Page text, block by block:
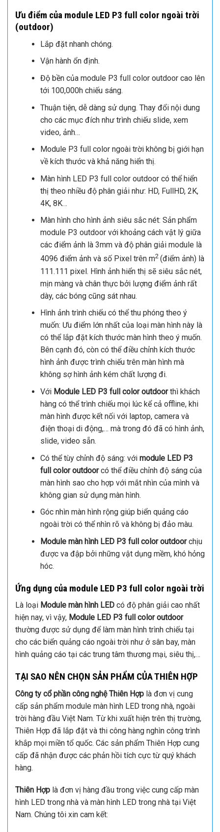
Ưu điểm của module LED P3 full color ngoài trời
(outdoor)
Lắp đặt nhanh chóng.
Vận hành ổn định.
Độ bền của module P3 full color outdoor cao lên
tới 100,000h chiếu sáng.
Thuận tiện, dễ dàng sử dụng. Thay đổi nội dung
cho các mục đích như trình chiếu slide, xem
video, ảnh…
Module P3 full color ngoài trời không bị giới hạn
về kích thước và khả năng hiển thị.
Màn hình LED P3 full color outdoor có thể hiển
thị theo nhiều độ phân giải như: HD, FullHD, 2K,
4K, 8K…
Màn hình cho hình ảnh siêu sắc nét: Sản phẩm
module P3 outdoor với khoảng cách vật lý giữa
các điểm ảnh là 3mm và độ phân giải module là
4096 điểm ảnh và số Pixel trên m2 (điểm ảnh) là
111.111 pixel. Hình ảnh hiển thị sẽ siêu sắc nét,
mịn màng và chân thực bởi lượng điểm ảnh rất
dày, các bóng cũng sát nhau.
Hình ảnh trình chiếu có thể thu phóng theo ý
muốn: Ưu điểm lớn nhất của loại màn hình này là
có thể lắp đặt kích thước màn hình theo ý muốn.
Bên cạnh đó, còn có thể điều chỉnh kích thước
hình ảnh được trình chiếu trên màn hình mà
không sợ hình ảnh kém chất lượng đi.
Với Module LED P3 full color outdoorthì khách
hàng có thể trình chiếu mọi lúc kể cả offline, khi
màn hình được kết nối với laptop, camera và
điện thoại di động,… mà trong đó đã có hình ảnh,
slide, video sẵn.
Có thể tùy chỉnh độ sáng: với module LED P3
full color outdoorcó thể điều chỉnh độ sáng của
màn hình sao cho hợp với mắt nhìn của mình và
không gian sử dụng màn hình.
Góc nhìn màn hình rộng giúp biển quảng cáo
ngoài trời có thể nhìn rõ và không bị đảo màu.
Module màn hình LED P3 full color outdoorchịu
được va đập bởi những vật dụng mềm, khó hỏng
hóc.
Ứng dụng của module LED P3 full color ngoài trời
Là loại Module màn hình LED có độ phân giải cao nhất
hiện nay, vì vậy, Module LED P3 full color outdoor
thường được sử dụng để làm màn hình trình chiếu tại
cho các biển quảng cáo ngoài trời như ở sân bay, màn
hình quảng cáo tại các trung tâm thương mại, siêu thị,…
TẠI SAO NÊN CHỌN SẢN PHẨM CỦA THIÊN HỢP
Công ty cổ phần công nghệ Thiên Hợp là đơn vị cung
cấp sản phẩm module màn hình LED trong nhà, ngoài
trời hàng đầu Việt Nam. Từ khi xuất hiện trên thị trường,
Thiên Hợp đã lắp đặt và thi công hàng nghìn công trình
khắp mọi miền tổ quốc. Các sản phẩm Thiên Hợp cung
cấp đã nhận được các phản hồi tích cực từ quý khách
hàng.
Thiên Hợp là đơn vị hàng đầu trong việc cung cấp màn
hình LED trong nhà và màn hình LED trong nhà tại Việt
Nam. Chúng tôi xin cam kết: